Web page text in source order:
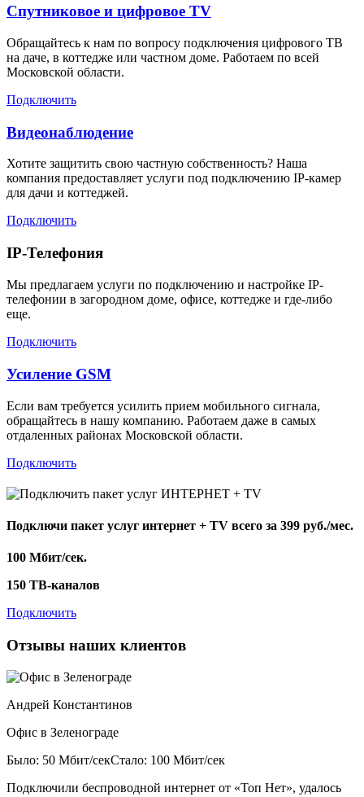
Спутниковое и цифровое TV
Обращайтесь к нам по вопросу подключения цифрового ТВ
на даче, в коттедже или частном доме. Работаем по всей
Московской области.
Подключить
Видеонаблюдение
Хотите защитить свою частную собственность? Наша
компания предоставляет услуги под подключению IP-камер
для дачи и коттеджей.
Подключить
IP-Телефония
Мы предлагаем услуги по подключению и настройке IP-
телефонии в загородном доме, офисе, коттедже и где-либо
еще.
Подключить
Усиление GSM
Если вам требуется усилить прием мобильного сигнала,
обращайтесь в нашу компанию. Работаем даже в самых
отдаленных районах Московской области.
Подключить
Подключи пакет услуг интернет + TV всего за 399 руб./мес.
100 Мбит/сек.
150 ТВ-каналов
Подключить
Отзывы наших клиентов
Андрей Константинов
Офис в Зеленограде
Было: 50 Мбит/секСтало: 100 Мбит/сек
Подключили беспроводной интернет от «Топ Нет», удалось